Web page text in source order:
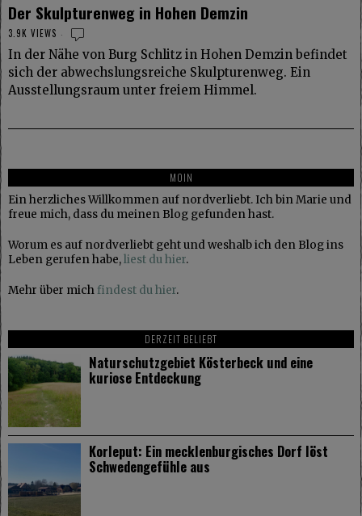
Der Skulpturenweg in Hohen Demzin
3.9K VIEWS
In der Nähe von Burg Schlitz in Hohen Demzin befindet
sich der abwechslungsreiche Skulpturenweg. Ein
Ausstellungsraum unter freiem Himmel.
MOIN
Ein herzliches Willkommen auf nordverliebt. Ich bin Marie und
freue mich, dass du meinen Blog gefunden hast.
Worum es auf nordverliebt geht und weshalb ich den Blog ins
Leben gerufen habe,liest du hier.
Mehr über michfindest du hier.
DERZEIT BELIEBT
Naturschutzgebiet Kösterbeck und eine
kuriose Entdeckung
Korleput: Ein mecklenburgisches Dorf löst
Schwedengefühle aus